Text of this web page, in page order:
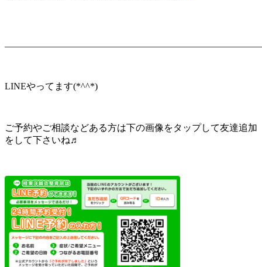
LINEやってます(*^^*)
ご予約やご相談などある方は下の画像をタップして友達追加
をして下さいね♬